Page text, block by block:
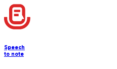
Speech
to note